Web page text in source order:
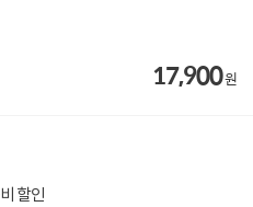
17,900원
할인